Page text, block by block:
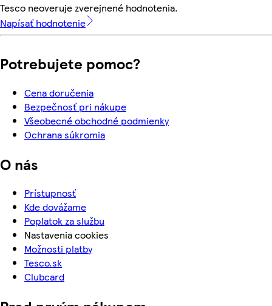
Tesco neoveruje zverejnené hodnotenia.
Napísať hodnotenie
Potrebujete pomoc?
Cena doručenia
Bezpečnosť pri nákupe
Všeobecné obchodné podmienky
Ochrana súkromia
O nás
Prístupnosť
Kde dovážame
Poplatok za službu
Nastavenia cookies
Možnosti platby
Tesco.sk
Clubcard